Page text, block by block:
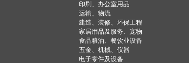
印刷、办公室用品
运输、物流
建造、装修、环保工程
家居用品及服务、宠物
食品粮油、餐饮业设备
五金、机械、仪器
电子零件及设备